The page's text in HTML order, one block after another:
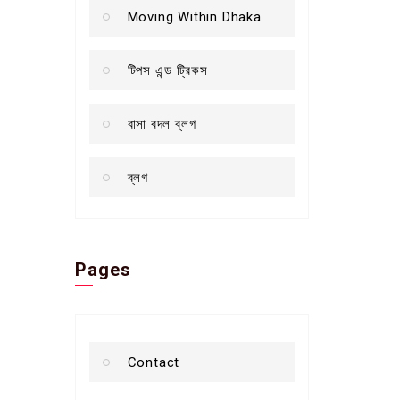
Moving Within Dhaka
টিপস এন্ড ট্রিকস
বাসা বদল ব্লগ
ব্লগ
Pages
Contact